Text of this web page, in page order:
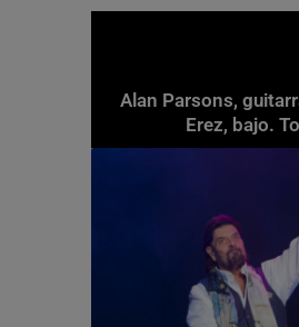
Alan Parsons,
Erez, bajo.